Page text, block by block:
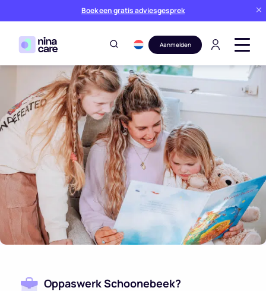
Boek een gratis adviesgesprek
Aanmelden
Oppaswerk Schoonebeek?